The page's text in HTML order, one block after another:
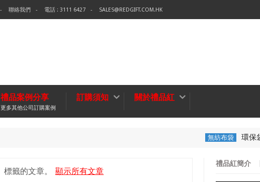
聯絡我們 電話 : 3111 6427 SALES@REDGIFT.COM.HK
禮品案例分享
更多其他公司訂購案例
訂購須知 關於禮品紅
環保袋-Tech Data
標籤的文章。 顯示所有文章
禮品紅簡介